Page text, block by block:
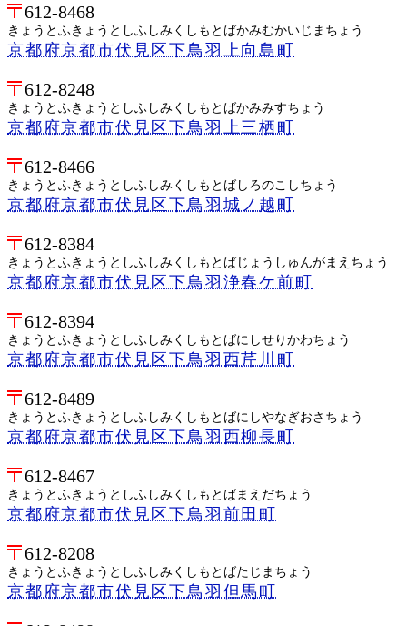
612-8468
きょうとふきょうとしふしみくしもとばかみむかいじまちょう
京都府京都市伏見区下鳥羽上向島町
612-8248
きょうとふきょうとしふしみくしもとばかみみすちょう
京都府京都市伏見区下鳥羽上三栖町
612-8466
きょうとふきょうとしふしみくしもとばしろのこしちょう
京都府京都市伏見区下鳥羽城ノ越町
612-8384
きょうとふきょうとしふしみくしもとばじょうしゅんがまえちょう
京都府京都市伏見区下鳥羽浄春ケ前町
612-8394
きょうとふきょうとしふしみくしもとばにしせりかわちょう
京都府京都市伏見区下鳥羽西芹川町
612-8489
きょうとふきょうとしふしみくしもとばにしやなぎおさちょう
京都府京都市伏見区下鳥羽西柳長町
612-8467
きょうとふきょうとしふしみくしもとばまえだちょう
京都府京都市伏見区下鳥羽前田町
612-8208
きょうとふきょうとしふしみくしもとばたじまちょう
京都府京都市伏見区下鳥羽但馬町